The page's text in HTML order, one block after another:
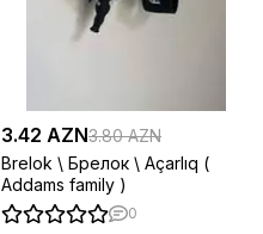
3.42 AZN3.80 AZN
Brelok \ Брелок \ Açarlıq (
Addams family )
0